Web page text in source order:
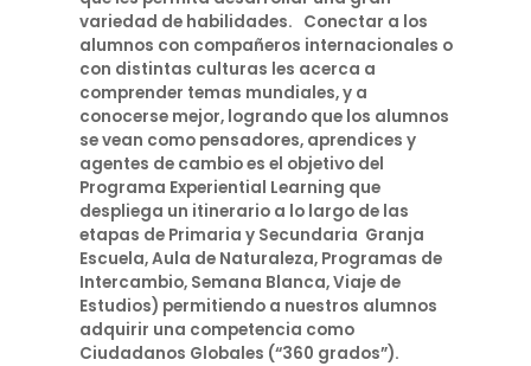
variedad de habilidades. Conectar a los
alumnos con compañeros internacionales o
con distintas culturas les acerca a
comprender temas mundiales, y a
conocerse mejor, logrando que los alumnos
se vean como pensadores, aprendices y
agentes de cambio es el objetivo del
Programa Experiential Learning que
despliega un itinerario a lo largo de las
etapas de Primaria y Secundaria Granja
Escuela, Aula de Naturaleza, Programas de
Intercambio, Semana Blanca, Viaje de
Estudios) permitiendo a nuestros alumnos
adquirir una competencia como
Ciudadanos Globales (“360 grados”).